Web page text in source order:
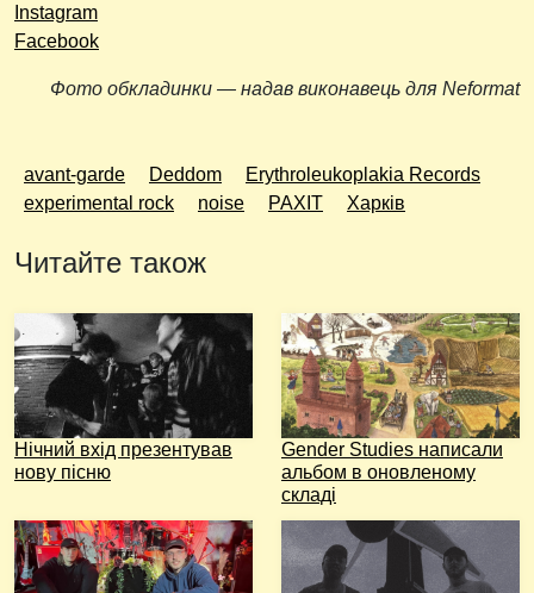
Instagram
Facebook
Фото обкладинки — надав виконавець для Neformat
avant-garde Deddom
Erythroleukoplakia Records
experimental rock
noise PAXIT Харків
Читайте також
Нічний вхід презентував
нову пісню
Gender Studies написали
альбом в оновленому
складі